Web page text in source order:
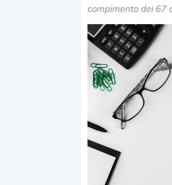
compimento dei 67